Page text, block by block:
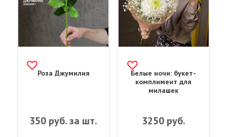
Роза Джумилия
350 руб. за шт.
Белые ночи: букет-
комплимент для
милашек
3250руб.